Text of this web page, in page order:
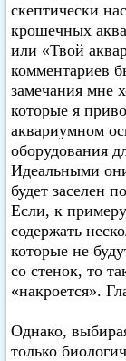
скептически
крошечных
или «Твой
комментариев
замечания мне
которые я
аквариумном
оборудования
Идеальными
будет заселен
Если, к
содержать
которые не
со стенок, то
«накроется».
Однако,
только